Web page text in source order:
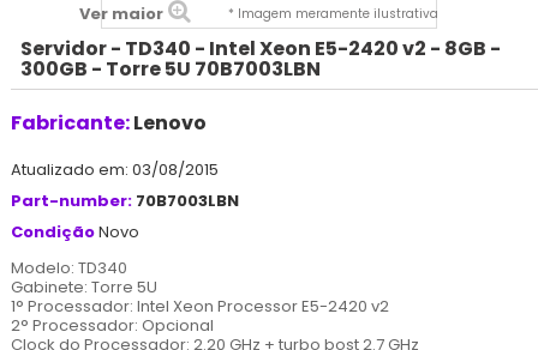
Ver maior * Imagem meramente ilustrativa
Servidor - TD340 - Intel Xeon E5-2420 v2 - 8GB -
300GB - Torre 5U 70B7003LBN
Fabricante:Lenovo
Atualizado em: 03/08/2015
Part-number: 70B7003LBN
CondiçãoNovo
Modelo: TD340
Gabinete: Torre 5U
1° Processador: Intel Xeon Processor E5-2420 v2
2° Processador: Opcional
Clock do Processador: 2.20 GHz + turbo bost 2.7 GHz